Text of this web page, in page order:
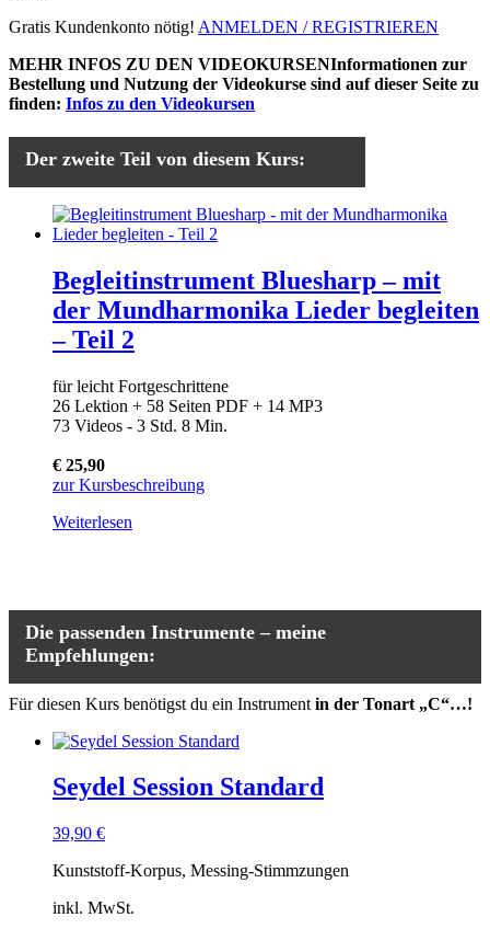
Gratis Kundenkonto nötig! ANMELDEN / REGISTRIEREN
MEHR INFOS ZU DEN VIDEOKURSENInformationen zur
Bestellung und Nutzung der Videokurse sind auf dieser Seite zu
finden: Infos zu den Videokursen
Der zweite Teil von diesem Kurs:
Begleitinstrument Bluesharp – mit
der Mundharmonika Lieder begleiten
– Teil 2
für leicht Fortgeschrittene
26 Lektion + 58 Seiten PDF + 14 MP3
73 Videos - 3 Std. 8 Min.
€ 25,90
zur Kursbeschreibung
Weiterlesen
Die passenden Instrumente – meine
Empfehlungen:
Für diesen Kurs benötigst du ein Instrument in der Tonart „C“…!
Seydel Session Standard
39,90 €
Kunststoff-Korpus, Messing-Stimmzungen
inkl. MwSt.